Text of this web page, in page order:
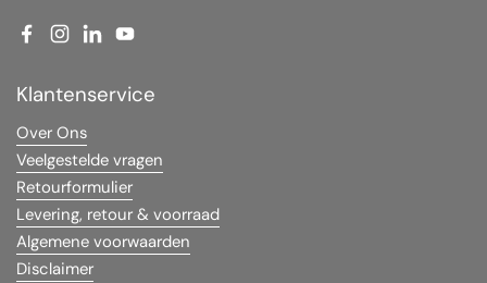
Facebook
Instagram
LinkedInYouTube
Klantenservice
Over Ons
Veelgestelde vragen
Retourformulier
Levering, retour & voorraad
Algemene voorwaarden
Disclaimer